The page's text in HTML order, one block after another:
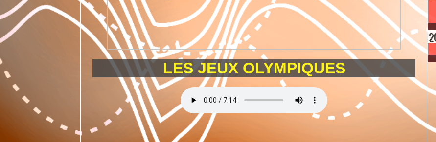
LES JEUX OLYMPIQUES